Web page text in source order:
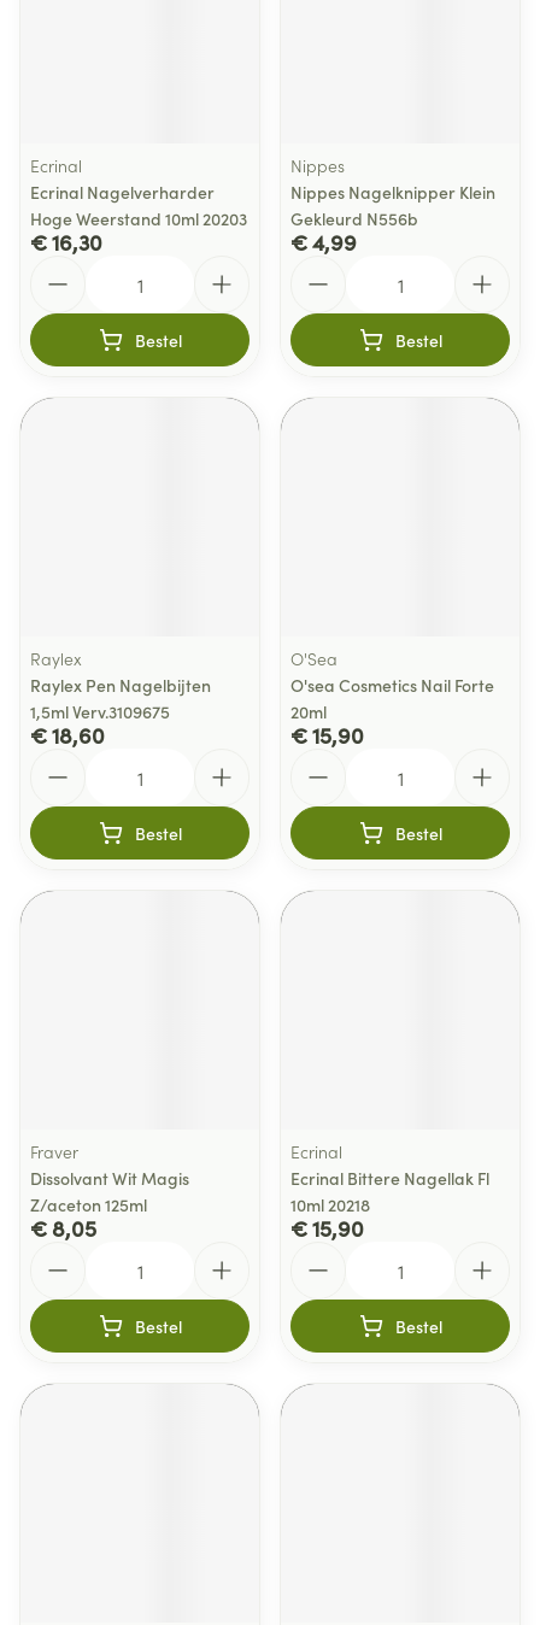
Ecrinal
Ecrinal Nagelverharder
Hoge Weerstand 10ml 20203
€ 16,30
Bestel
Nippes
Nippes Nagelknipper Klein
Gekleurd N556b
€ 4,99
Bestel
Raylex
Raylex Pen Nagelbijten
1,5ml Verv.3109675
€ 18,60
Bestel
O'Sea
O'sea Cosmetics Nail Forte
20ml
€ 15,90
Bestel
Fraver
Dissolvant Wit Magis
Z/aceton 125ml
€ 8,05
Bestel
Ecrinal
Ecrinal Bittere Nagellak Fl
10ml 20218
€ 15,90
Bestel